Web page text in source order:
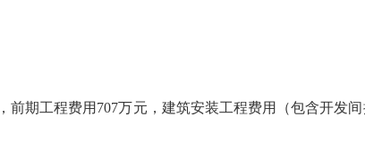
期工程费用707万元，建筑安装工程费用（包含开发